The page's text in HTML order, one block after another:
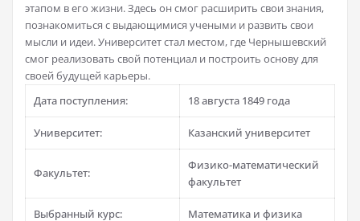
этапом в его жизни. Здесь он смог расширить свои знания,
познакомиться с выдающимися учеными и развить свои
мысли и идеи. Университет стал местом, где Чернышевский
смог реализовать свой потенциал и построить основу для
своей будущей карьеры.
Дата поступления:
18 августа 1849 года
Университет: Казанский университет
Факультет:
Физико-математический
факультет
Выбранный курс: Математика и физика